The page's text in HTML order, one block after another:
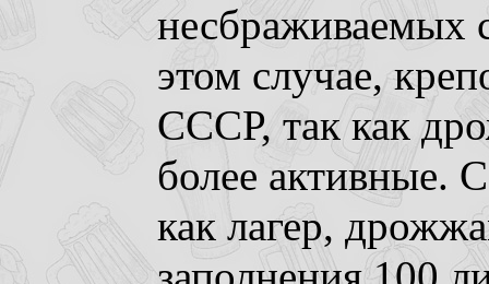
несбраживаемых
этом случае,
СССР, так как
более активные.
как лагер,